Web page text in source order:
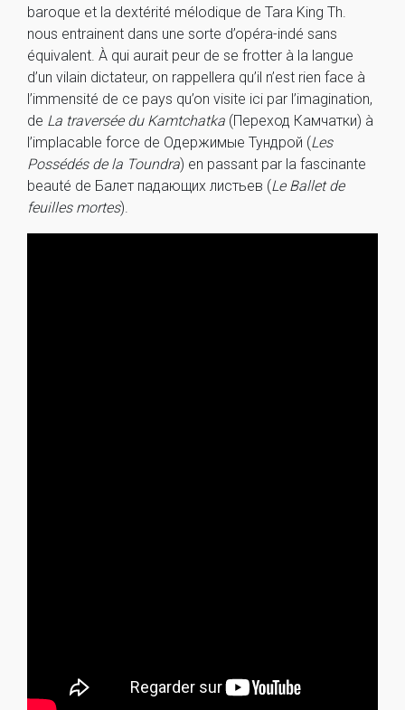
baroque et la dextérité mélodique de Tara King Th.
nous entrainent dans une sorte d’opéra-indé sans
équivalent. À qui aurait peur de se frotter à la langue
d’un vilain dictateur, on rappellera qu’il n’est rien face à
l’immensité de ce pays qu’on visite ici par l’imagination,
de La traversée du Kamtchatka (Переход Камчатки) à
l’implacable force de Одержимые Тундрой (Les
Possédés de la Toundra) en passant par la fascinante
beauté de Балет падающих листьев (Le Ballet de
feuilles mortes).